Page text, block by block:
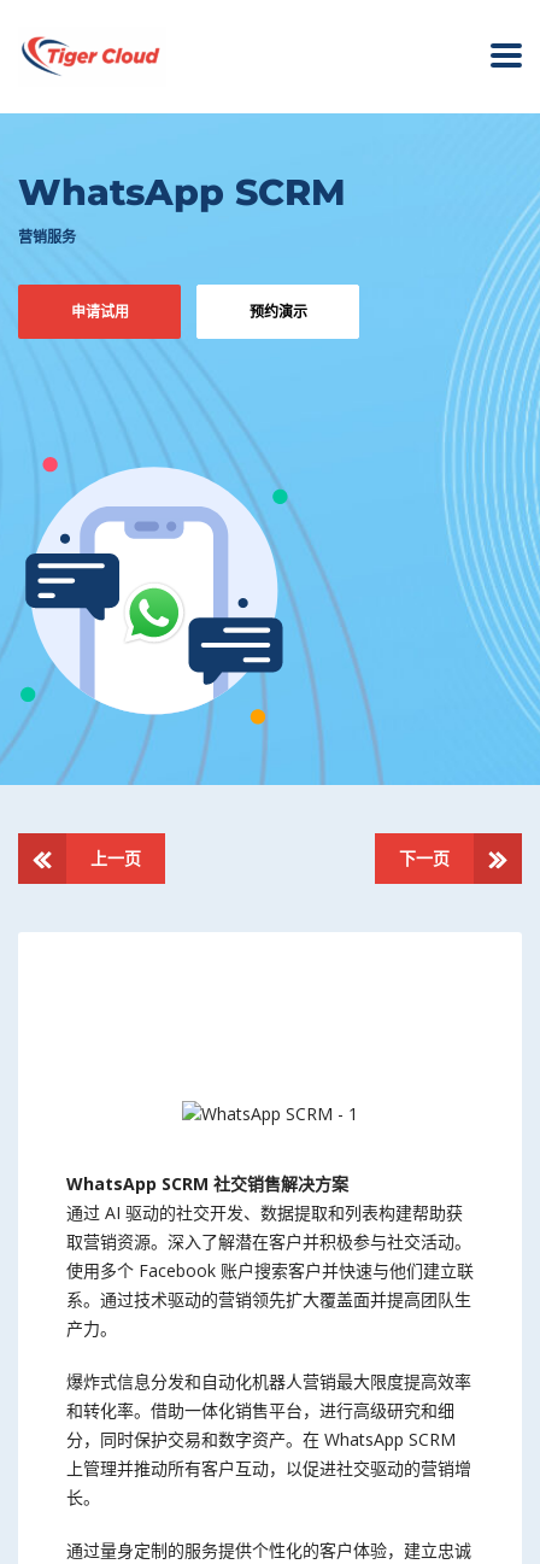
WhatsApp SCRM
营销服务
申请试用 预约演示
上一页 下一页
WhatsApp SCRM 社交销售解决方案
通过 AI 驱动的社交开发、数据提取和列表构建帮助获
取营销资源。深入了解潜在客户并积极参与社交活动。
使用多个 Facebook 账户搜索客户并快速与他们建立联
系。通过技术驱动的营销领先扩大覆盖面并提高团队生
产力。
爆炸式信息分发和自动化机器人营销最大限度提高效率
和转化率。借助一体化销售平台，进行高级研究和细
分，同时保护交易和数字资产。在 WhatsApp SCRM
上管理并推动所有客户互动，以促进社交驱动的营销增
长。
通过量身定制的服务提供个性化的客户体验，建立忠诚